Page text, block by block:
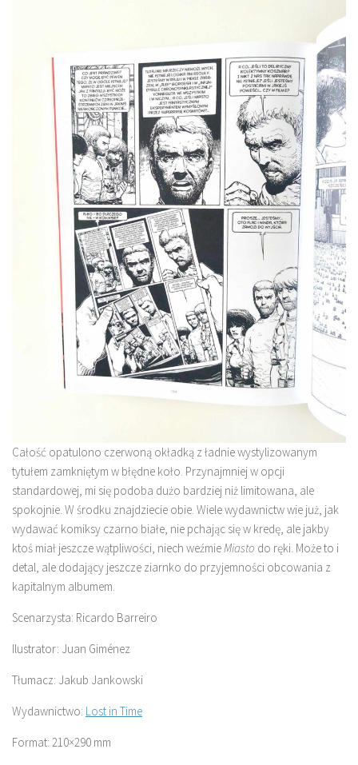
Całość opatulono czerwoną okładką z ładnie wystylizowanym
tytułem zamkniętym w błędne koło. Przynajmniej w opcji
standardowej, mi się podoba dużo bardziej niż limitowana, ale
spokojnie. W środku znajdziecie obie. Wiele wydawnictw wie już, jak
wydawać komiksy czarno białe, nie pchając się w kredę, ale jakby
ktoś miał jeszcze wątpliwości, niech weźmieMiasto do ręki. Może to i
detal, ale dodający jeszcze ziarnko do przyjemności obcowania z
kapitalnym albumem.
Scenarzysta: Ricardo Barreiro
Ilustrator: Juan Giménez
Tłumacz: Jakub Jankowski
Wydawnictwo: Lost in Time
Format: 210×290 mm